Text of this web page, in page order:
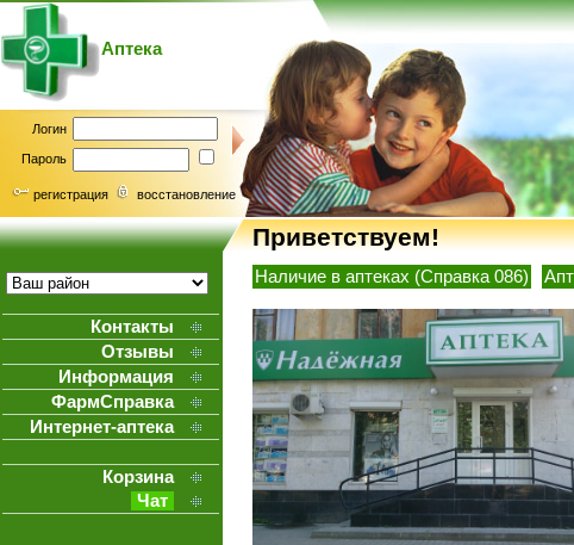
Аптека
Логин
Пароль
регистрация восстановление
Контакты
Отзывы
Информация
ФармСправка
Интернет-аптека
Корзина
Чат
Приветствуем!
Наличие в аптеках (Справка 086)